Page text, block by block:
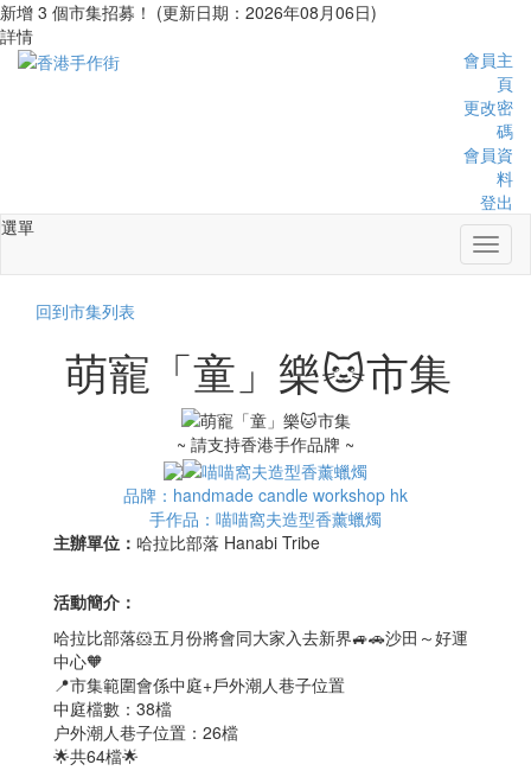
新增 3 個市集招募！ (更新日期：2026年08月06日)
詳情
會員主
頁
更改密
碼
會員資
料
登出
選單
回到市集列表
萌寵「童」樂🐱市集
~ 請支持香港手作品牌 ~
品牌：handmade candle workshop hk
手作品：喵喵窩夫造型香薰蠟燭
主辦單位： 哈拉比部落 Hanabi Tribe
活動簡介：
哈拉比部落🐹五月份將會同大家入去新界🚙🚗沙田～好運
中心🧡
📍市集範圍會係中庭+戶外潮人巷子位置
中庭檔數：38檔
户外潮人巷子位置：26檔
🌟共64檔🌟